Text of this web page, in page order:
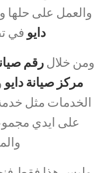
والعمل على حلها
دايو في
ومن خلال رقم
مركز صيانة دايو
الخدمات مثل
على ايدي